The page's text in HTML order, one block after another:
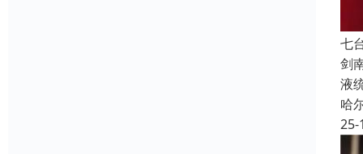
七
剑
液
哈
25-